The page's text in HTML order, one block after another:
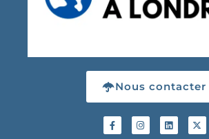
Nous contacter